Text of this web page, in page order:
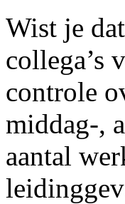
Wist je
collega’s
controle
middag-,
aantal